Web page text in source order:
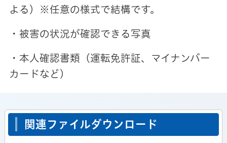
よる）※任意の様式で結構です。
・被害の状況が確認できる写真
・本人確認書類（運転免許証、マイナンバー
カードなど）
関連ファイルダウンロード